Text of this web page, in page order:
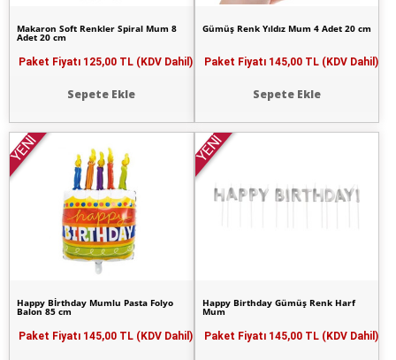
Makaron Soft Renkler Spiral Mum 8
Adet 20 cm
Paket Fiyatı 125,00 TL (KDV Dahil)
Sepete Ekle
Gümüş Renk Yıldız Mum 4 Adet 20 cm
Paket Fiyatı 145,00 TL (KDV Dahil)
Sepete Ekle
YENİ
Happy Bİrthday Mumlu Pasta Folyo
Balon 85 cm
Paket Fiyatı 145,00 TL (KDV Dahil)
YENİ
Happy Birthday Gümüş Renk Harf
Mum
Paket Fiyatı 145,00 TL (KDV Dahil)